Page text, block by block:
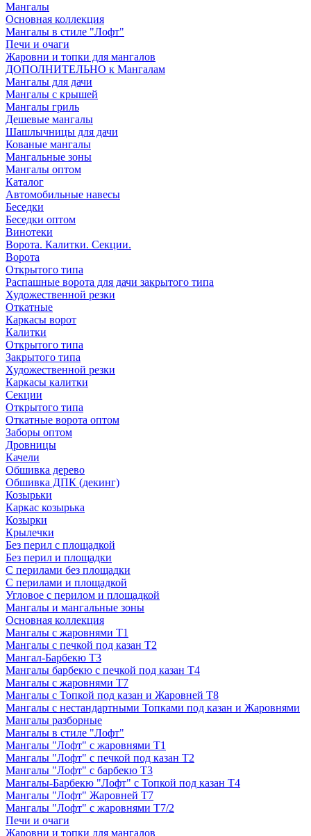
Мангалы
Основная коллекция
Мангалы в стиле "Лофт"
Печи и очаги
Жаровни и топки для мангалов
ДОПОЛНИТЕЛЬНО к Мангалам
Мангалы для дачи
Мангалы с крышей
Мангалы гриль
Дешевые мангалы
Шашлычницы для дачи
Кованые мангалы
Мангальные зоны
Мангалы оптом
Каталог
Автомобильные навесы
Беседки
Беседки оптом
Винотеки
Ворота. Калитки. Секции.
Ворота
Открытого типа
Распашные ворота для дачи закрытого типа
Художественной резки
Откатные
Каркасы ворот
Калитки
Открытого типа
Закрытого типа
Художественной резки
Каркасы калитки
Секции
Открытого типа
Откатные ворота оптом
Заборы оптом
Дровницы
Качели
Обшивка дерево
Обшивка ДПК (декинг)
Козырьки
Каркас козырька
Козырки
Крылечки
Без перил с площадкой
Без перил и площадки
С перилами без площадки
С перилами и площадкой
Угловое с перилом и площадкой
Мангалы и мангальные зоны
Основная коллекция
Мангалы с жаровнями Т1
Мангалы с печкой под казан Т2
Мангал-Барбекю Т3
Мангалы барбекю с печкой под казан Т4
Мангалы с жаровнями Т7
Мангалы с Топкой под казан и Жаровней Т8
Мангалы с нестандартными Топками под казан и Жаровнями
Мангалы разборные
Мангалы в стиле "Лофт"
Мангалы "Лофт" с жаровнями Т1
Мангалы "Лофт" с печкой под казан Т2
Мангалы "Лофт" с барбекю Т3
Мангалы-Барбекю "Лофт" с Топкой под казан Т4
Мангалы "Лофт" Жаровней Т7
Мангалы "Лофт" с жаровнями Т7/2
Печи и очаги
Жаровни и топки для мангалов